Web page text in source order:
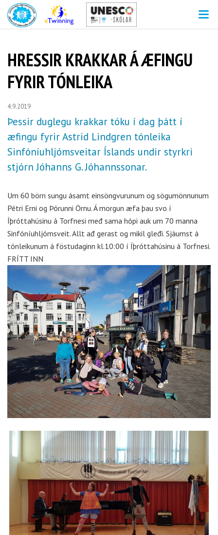
HRESSIR KRAKKAR Á ÆFINGU
FYRIR TÓNLEIKA
4.9.2019
Þessir duglegu krakkar tóku í dag þátt í
æfingu fyrir Astrid Lindgren tónleika
Sinfóníuhljómsveitar Íslands undir styrkri
stjórn Jóhanns G. Jóhannssonar.
Um 60 börn sungu ásamt einsöngvurunum og sögumönnunum
Pétri Erni og Þórunni Örnu. Á morgun æfa þau svo í
Íþróttahúsinu á Torfnesi međ sama hópi auk um 70 manna
Sinfóníuhljómsveit. Allt ađ gerast og mikil gleđi. Sjáumst á
tónleikunum á föstudaginn kl.10:00 í Íþróttahúsinu á Torfnesi.
FRÍTT INN